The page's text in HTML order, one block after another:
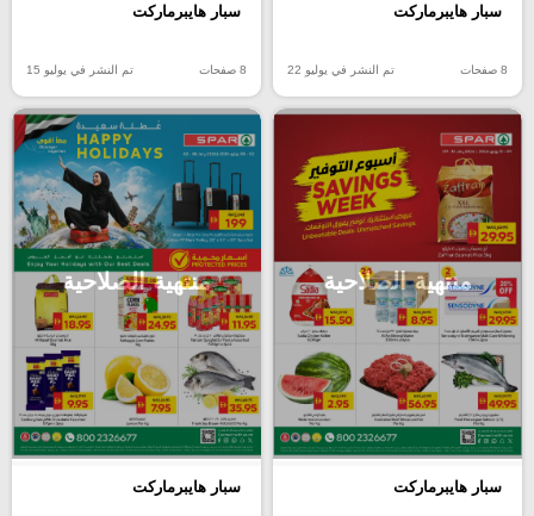
سبار هايبرماركت
8 صفحات تم النشر في يوليو 22
سبار هايبرماركت
8 صفحات تم النشر في يوليو 15
منتهية الصلاحية
سبار هايبرماركت
منتهية الصلاحية
سبار هايبرماركت